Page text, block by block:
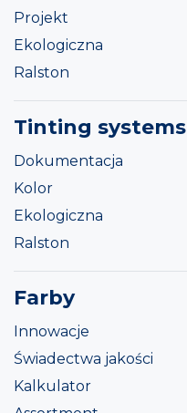
Projekt
Ekologiczna
Ralston
Tinting systems
Dokumentacja
Kolor
Ekologiczna
Ralston
Farby
Innowacje
Świadectwa jakości
Kalkulator